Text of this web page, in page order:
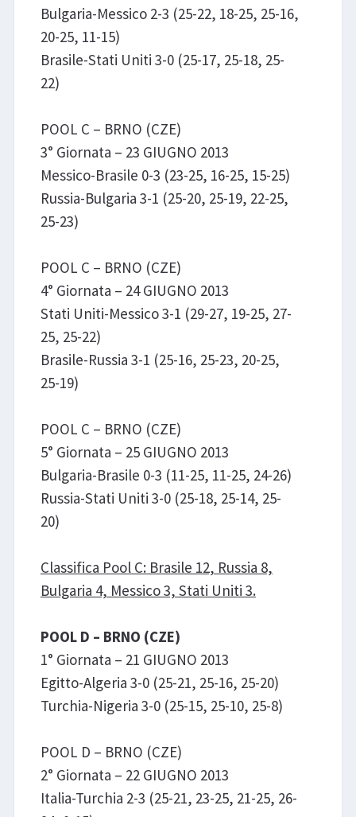
Bulgaria-Messico 2-3 (25-22, 18-25, 25-16,
20-25, 11-15)
Brasile-Stati Uniti 3-0 (25-17, 25-18, 25-
22)
POOL C – BRNO (CZE)
3° Giornata – 23 GIUGNO 2013
Messico-Brasile 0-3 (23-25, 16-25, 15-25)
Russia-Bulgaria 3-1 (25-20, 25-19, 22-25,
25-23)
POOL C – BRNO (CZE)
4° Giornata – 24 GIUGNO 2013
Stati Uniti-Messico 3-1 (29-27, 19-25, 27-
25, 25-22)
Brasile-Russia 3-1 (25-16, 25-23, 20-25,
25-19)
POOL C – BRNO (CZE)
5° Giornata – 25 GIUGNO 2013
Bulgaria-Brasile 0-3 (11-25, 11-25, 24-26)
Russia-Stati Uniti 3-0 (25-18, 25-14, 25-
20)
Classifica Pool C: Brasile 12, Russia 8,
Bulgaria 4, Messico 3, Stati Uniti 3.
POOL D – BRNO (CZE)
1° Giornata – 21 GIUGNO 2013
Egitto-Algeria 3-0 (25-21, 25-16, 25-20)
Turchia-Nigeria 3-0 (25-15, 25-10, 25-8)
POOL D – BRNO (CZE)
2° Giornata – 22 GIUGNO 2013
Italia-Turchia 2-3 (25-21, 23-25, 21-25, 26-